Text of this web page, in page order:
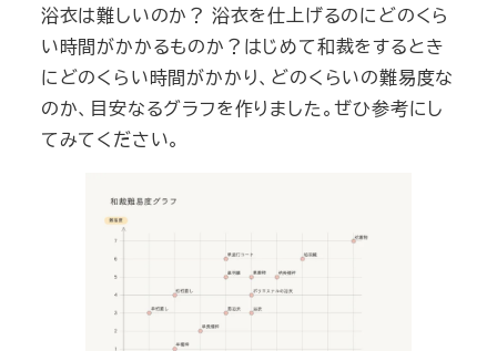
浴衣は難しいのか？ 浴衣を仕上げるのにどのくら
い時間がかかるものか？はじめて和裁をするとき
にどのくらい時間がかかり、どのくらいの難易度な
のか、目安なるグラフを作りました。ぜひ参考にし
てみてください。